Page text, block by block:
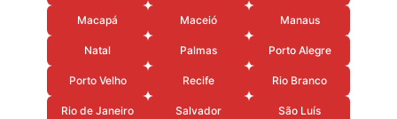
Macapá Maceió Manaus
Natal Palmas Porto Alegre
Porto Velho Recife Rio Branco
Rio de Janeiro Salvador São Luís